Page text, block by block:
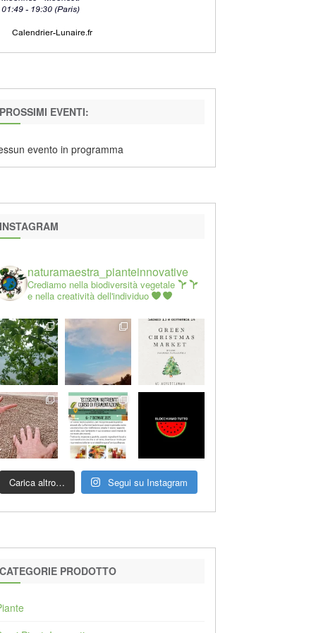
EVENTI:
evento in programma
naturamaestra_pianteinnovative
Crediamo nella biodiversità vegetale
e nella creatività dell'individuo
Carica altro… Segui su Instagram
PRODOTTO